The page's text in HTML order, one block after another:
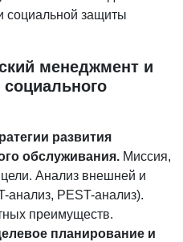
социальной защиты
менеджмент и
социального
развития
обслуживания. Миссия,
цели. Анализ внешней и
анализ, PEST-анализ).
преимуществ.
планирование и